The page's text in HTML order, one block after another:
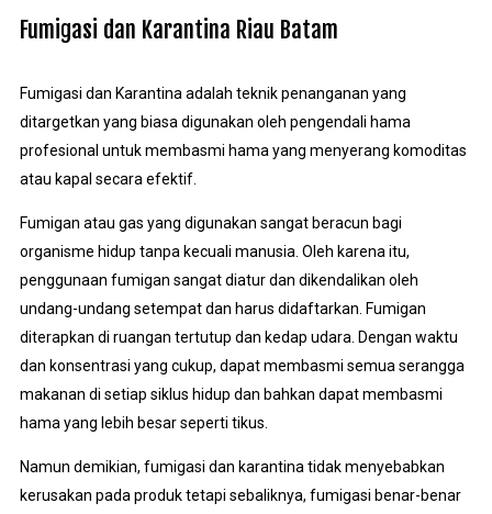
Fumigasi dan Karantina Riau Batam
Fumigasi dan Karantina adalah teknik penanganan yang
ditargetkan yang biasa digunakan oleh pengendali hama
profesional untuk membasmi hama yang menyerang komoditas
atau kapal secara efektif.
Fumigan atau gas yang digunakan sangat beracun bagi
organisme hidup tanpa kecuali manusia. Oleh karena itu,
penggunaan fumigan sangat diatur dan dikendalikan oleh
undang-undang setempat dan harus didaftarkan. Fumigan
diterapkan di ruangan tertutup dan kedap udara. Dengan waktu
dan konsentrasi yang cukup, dapat membasmi semua serangga
makanan di setiap siklus hidup dan bahkan dapat membasmi
hama yang lebih besar seperti tikus.
Namun demikian, fumigasi dan karantina tidak menyebabkan
kerusakan pada produk tetapi sebaliknya, fumigasi benar-benar